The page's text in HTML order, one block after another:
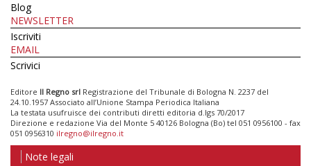
Blog
NEWSLETTER
Iscriviti
EMAIL
Scrivici
Editore Il Regno srl Registrazione del Tribunale di Bologna N. 2237 del
24.10.1957 Associato all’Unione Stampa Periodica Italiana
La testata usufruisce dei contributi diretti editoria d.lgs 70/2017
Direzione e redazione Via del Monte 5 40126 Bologna (Bo) tel 051 0956100 - fax
051 0956310 ilregno@ilregno.it
Note legali